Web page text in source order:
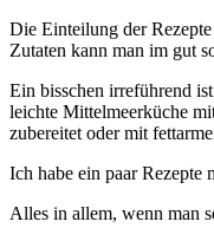
Die Einteilung der
Zutaten kann man im gut
Ein bisschen irreführend
leichte Mittelmeerküche
zubereitet oder mit
Ich habe ein paar Rezepte
Alles in allem, wenn man